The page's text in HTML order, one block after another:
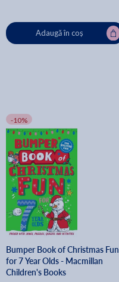
Adaugă în coș
-10%
Bumper Book of Christmas Fun
for 7 Year Olds - Macmillan
Children's Books